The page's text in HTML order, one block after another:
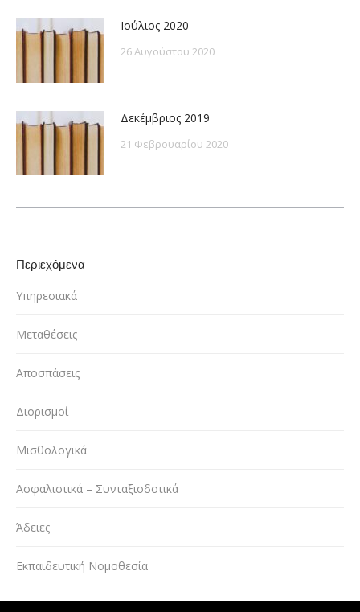
Ιούλιος 2020
26 Αυγούστου 2020
Δεκέμβριος 2019
21 Φεβρουαρίου 2020
Περιεχόμενα
Υπηρεσιακά
Μεταθέσεις
Αποσπάσεις
Διορισμοί
Μισθολογικά
Ασφαλιστικά – Συνταξιοδοτικά
Άδειες
Εκπαιδευτική Νομοθεσία